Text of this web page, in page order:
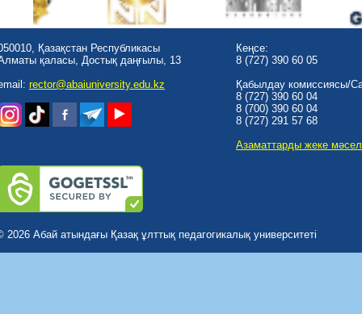
Қазақстан Республикасы
қаласы, Достық даңғылы, 13
rector@abaiuniversity.edu.kz
Кеңсе:
8 (727) 390 60 05
Қабылдау комиссиясы/
8 (727) 390 60 04
8 (700) 390 60 04
8 (727) 291 57 68
Азаматтарды жеке
2026 Абай атындағы Қазақ ұлттық педагогикалық университеті